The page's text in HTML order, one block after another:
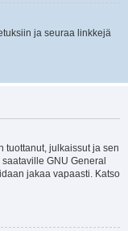
ja seuraa linkkejä
tuottanut, julkaissut ja sen
saataville GNU General
jakaa vapaasti. Katso